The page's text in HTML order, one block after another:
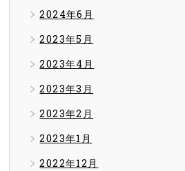
2024年6月
2023年5月
2023年4月
2023年3月
2023年2月
2023年1月
2022年12月